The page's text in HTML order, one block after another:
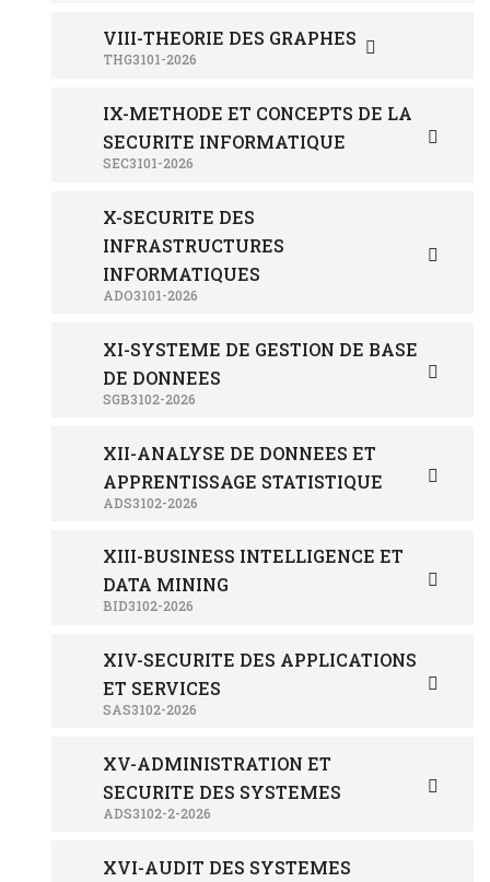
VIII-THEORIE DES GRAPHES
THG3101-2026
IX-METHODE ET CONCEPTS DE LA
SECURITE INFORMATIQUE
SEC3101-2026
X-SECURITE DES
INFRASTRUCTURES
INFORMATIQUES
ADO3101-2026
XI-SYSTEME DE GESTION DE BASE
DE DONNEES
SGB3102-2026
XII-ANALYSE DE DONNEES ET
APPRENTISSAGE STATISTIQUE
ADS3102-2026
XIII-BUSINESS INTELLIGENCE ET
DATA MINING
BID3102-2026
XIV-SECURITE DES APPLICATIONS
ET SERVICES
SAS3102-2026
XV-ADMINISTRATION ET
SECURITE DES SYSTEMES
ADS3102-2-2026
XVI-AUDIT DES SYSTEMES